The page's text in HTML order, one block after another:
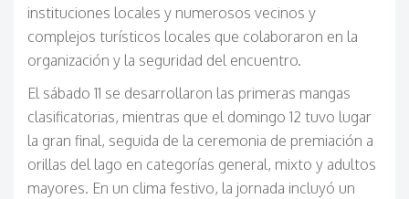
instituciones locales y numerosos vecinos y
complejos turísticos locales que colaboraron en la
organización y la seguridad del encuentro.
El sábado 11 se desarrollaron las primeras mangas
clasificatorias, mientras que el domingo 12 tuvo lugar
la gran final, seguida de la ceremonia de premiación a
orillas del lago en categorías general, mixto y adultos
mayores. En un clima festivo, la jornada incluyó un